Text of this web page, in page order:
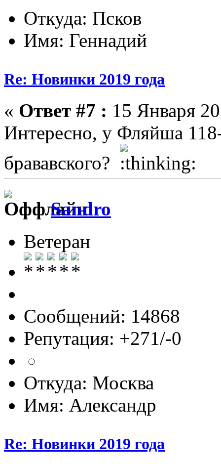
Откуда: Псков
Имя: Геннадий
Re: Новинки 2019 года
« Ответ #7 : 15 Января
Интересно, у Фляйша
брававского?
Sandro
Ветеран
Сообщений: 14868
Репутация: +271/-0
Откуда: Москва
Имя: Александр
Re: Новинки 2019 года